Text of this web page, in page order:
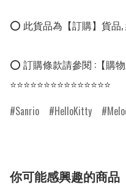
⭕ 此貨品為【訂購】貨品,
⭕ 訂購條款請參閱 :【購
⭐⭐⭐⭐⭐⭐⭐⭐⭐⭐⭐⭐⭐⭐⭐
Sanrio
HelloKitty
你可能感興趣的商品